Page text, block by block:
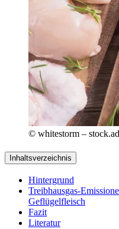
© whitestorm –
Inhaltsverzeichnis
Hintergrund
Treibhausgas-
Geflügelfleisch
Fazit
Literatur